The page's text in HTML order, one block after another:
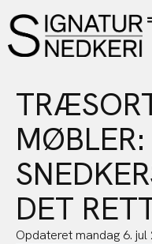
MØBLER:
DET
Opdateret mandag 6. jul